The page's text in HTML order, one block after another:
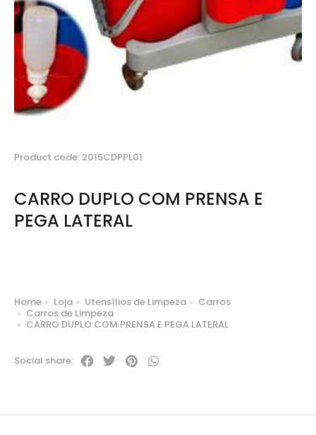
Product code: 2015CDPPL01
CARRO DUPLO COM PRENSA E
PEGA LATERAL
You are here:
Home Loja Utensílios de Limpeza
Carros
Carros de Limpeza
CARRO DUPLO COM PRENSA E PEGA LATERAL
Social share: